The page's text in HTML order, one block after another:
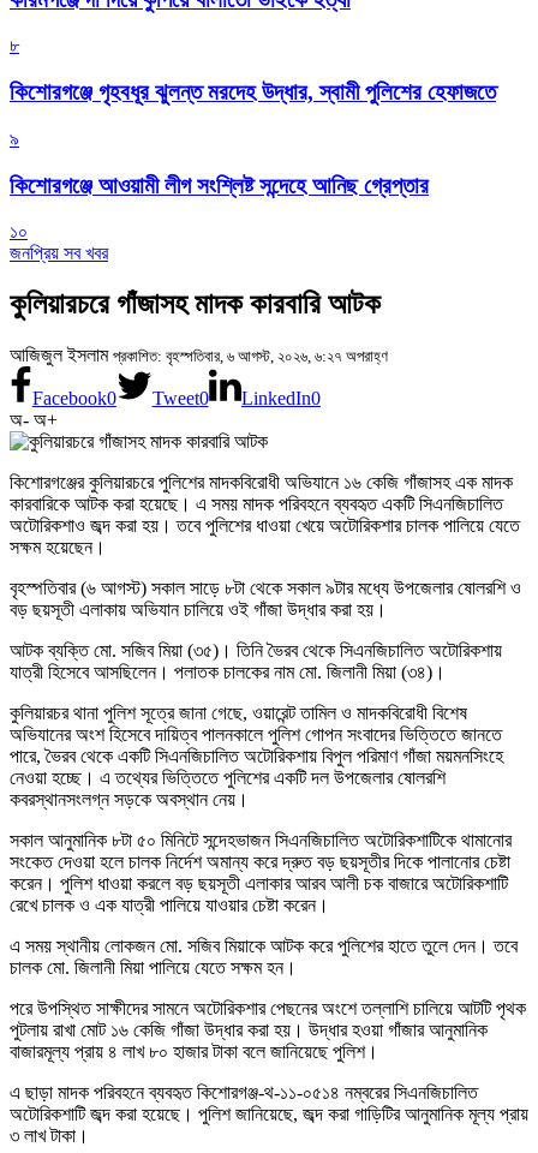
৮
কিশোরগঞ্জে গৃহবধূর ঝুলন্ত মরদেহ উদ্ধার, স্বামী পুলিশের হেফাজতে
৯
কিশোরগঞ্জে আওয়ামী লীগ সংশ্লিষ্ট সন্দেহে আনিছ গ্রেপ্তার
১০
জনপ্রিয় সব খবর
কুলিয়ারচরে গাঁজাসহ মাদক কারবারি আটক
আজিজুল ইসলাম প্রকাশিত: বৃহস্পতিবার, ৬ আগস্ট, ২০২৬, ৬:২৭ অপরাহ্ণ
Facebook0 Tweet0 LinkedIn0
অ- অ+
কিশোরগঞ্জের কুলিয়ারচরে পুলিশের মাদকবিরোধী অভিযানে ১৬ কেজি গাঁজাসহ এক মাদক
কারবারিকে আটক করা হয়েছে। এ সময় মাদক পরিবহনে ব্যবহৃত একটি সিএনজিচালিত
অটোরিকশাও জব্দ করা হয়। তবে পুলিশের ধাওয়া খেয়ে অটোরিকশার চালক পালিয়ে যেতে
সক্ষম হয়েছেন।
বৃহস্পতিবার (৬ আগস্ট) সকাল সাড়ে ৮টা থেকে সকাল ৯টার মধ্যে উপজেলার ষোলরশি ও
বড় ছয়সূতী এলাকায় অভিযান চালিয়ে ওই গাঁজা উদ্ধার করা হয়।
আটক ব্যক্তি মো. সজিব মিয়া (৩৫)। তিনি ভৈরব থেকে সিএনজিচালিত অটোরিকশায়
যাত্রী হিসেবে আসছিলেন। পলাতক চালকের নাম মো. জিলানী মিয়া (৩৪)।
কুলিয়ারচর থানা পুলিশ সূত্রে জানা গেছে, ওয়ারেন্ট তামিল ও মাদকবিরোধী বিশেষ
অভিযানের অংশ হিসেবে দায়িত্ব পালনকালে পুলিশ গোপন সংবাদের ভিত্তিতে জানতে
পারে, ভৈরব থেকে একটি সিএনজিচালিত অটোরিকশায় বিপুল পরিমাণ গাঁজা ময়মনসিংহে
নেওয়া হচ্ছে। এ তথ্যের ভিত্তিতে পুলিশের একটি দল উপজেলার ষোলরশি
কবরস্থানসংলগ্ন সড়কে অবস্থান নেয়।
সকাল আনুমানিক ৮টা ৫০ মিনিটে সন্দেহভাজন সিএনজিচালিত অটোরিকশাটিকে থামানোর
সংকেত দেওয়া হলে চালক নির্দেশ অমান্য করে দ্রুত বড় ছয়সূতীর দিকে পালানোর চেষ্টা
করেন। পুলিশ ধাওয়া করলে বড় ছয়সূতী এলাকার আরব আলী চক বাজারে অটোরিকশাটি
রেখে চালক ও এক যাত্রী পালিয়ে যাওয়ার চেষ্টা করেন।
এ সময় স্থানীয় লোকজন মো. সজিব মিয়াকে আটক করে পুলিশের হাতে তুলে দেন। তবে
চালক মো. জিলানী মিয়া পালিয়ে যেতে সক্ষম হন।
পরে উপস্থিত সাক্ষীদের সামনে অটোরিকশার পেছনের অংশে তল্লাশি চালিয়ে আটটি পৃথক
পুটলায় রাখা মোট ১৬ কেজি গাঁজা উদ্ধার করা হয়। উদ্ধার হওয়া গাঁজার আনুমানিক
বাজারমূল্য প্রায় ৪ লাখ ৮০ হাজার টাকা বলে জানিয়েছে পুলিশ।
এ ছাড়া মাদক পরিবহনে ব্যবহৃত কিশোরগঞ্জ-থ-১১-০৫১৪ নম্বরের সিএনজিচালিত
অটোরিকশাটি জব্দ করা হয়েছে। পুলিশ জানিয়েছে, জব্দ করা গাড়িটির আনুমানিক মূল্য প্রায়
৩ লাখ টাকা।